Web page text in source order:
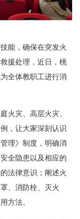
能，确保在突发火
援处理，近日，桃
全体教职工进行消
灾、高层火灾、
，让大家深刻认识
理》制度，明确消
全隐患以及相应的
法律意识；阐述火
、消防栓、灭火
方法。